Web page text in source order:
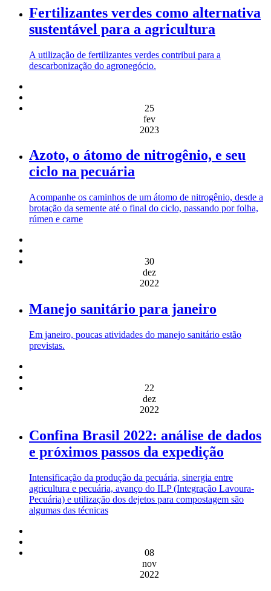
Fertilizantes verdes como alternativa
sustentável para a agricultura
A utilização de fertilizantes verdes contribui para a
descarbonização do agronegócio.
25
fev
2023
Azoto, o átomo de nitrogênio, e seu
ciclo na pecuária
Acompanhe os caminhos de um átomo de nitrogênio, desde a
brotação da semente até o final do ciclo, passando por folha,
rúmen e carne
30
dez
2022
Manejo sanitário para janeiro
Em janeiro, poucas atividades do manejo sanitário estão
previstas.
22
dez
2022
Confina Brasil 2022: análise de dados
e próximos passos da expedição
Intensificação da produção da pecuária, sinergia entre
agricultura e pecuária, avanço do ILP (Integração Lavoura-
Pecuária) e utilização dos dejetos para compostagem são
algumas das técnicas
08
nov
2022